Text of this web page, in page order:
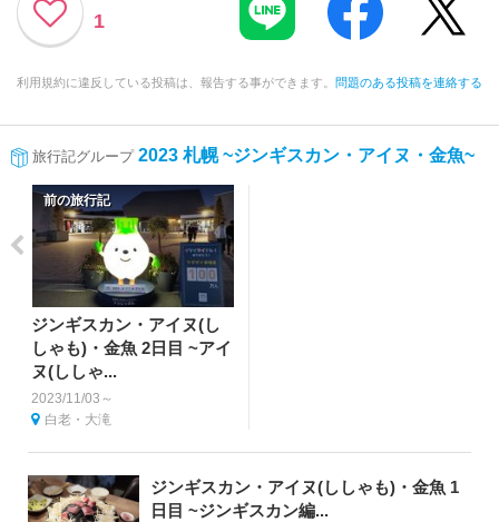
1
利用規約に違反している投稿は、報告する事ができます。 問題のある投稿を連絡する
旅行記グループ 2023 札幌 ~ジンギスカン・アイヌ・金魚~
前の旅行記
ジンギスカン・アイヌ(し
しゃも)・金魚 2日目 ~アイ
ヌ(ししゃ...
2023/11/03～
白老・大滝
ジンギスカン・アイヌ(ししゃも)・金魚 1
日目 ~ジンギスカン編...